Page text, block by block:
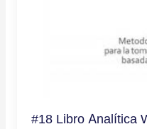
#18 Libro Analítica